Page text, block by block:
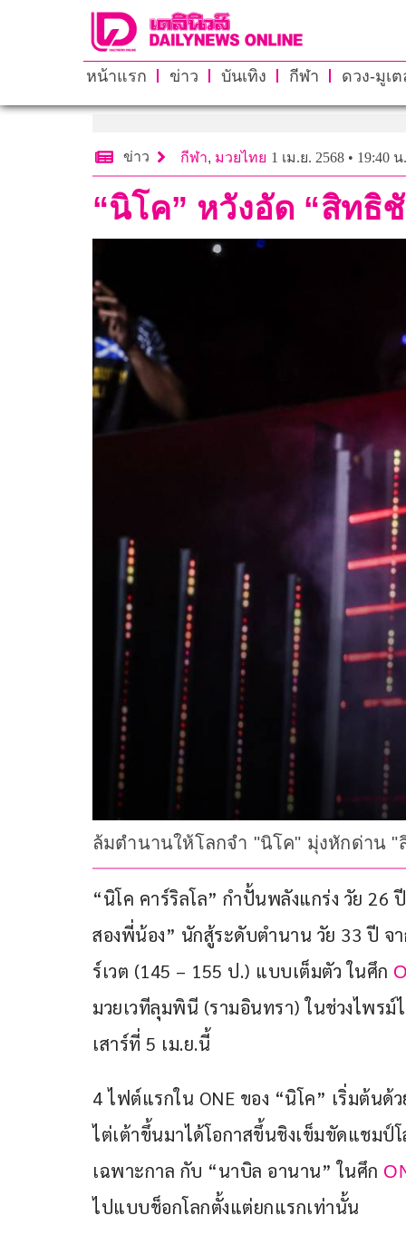
หน้าแรก ข่าว บันเทิง กีฬา ดวง-มูเต
ข่าว กีฬา, มวยไทย 1 เม.ย. 2568 • 19:40 น.
“นิโค” หวังอัด “สิทธิชั
ล้มตำนานให้โลกจำ "นิโค" มุ่งหักด่าน "
“นิโค คาร์ริลโล” กำปั้นพลังแกร่ง วัย
สองพี่น้อง” นักสู้ระดับตำนาน วัย 33 ปี จ
ร์เวต (145 – 155 ป.) แบบเต็มตัว ในศึก
มวยเวทีลุมพินี (รามอินทรา) ในช่วงไพรม์
เสาร์ที่ 5 เม.ย.นี้
4 ไฟต์แรกใน ONE ของ “นิโค” เริ่มต้น
ไต่เต้าขึ้นมาได้โอกาสขึ้นชิงเข็มขัดแชม
เฉพาะกาล กับ “นาบิล อานาน” ในศึก
ไปแบบช็อกโลกตั้งแต่ยกแรกเท่านั้น